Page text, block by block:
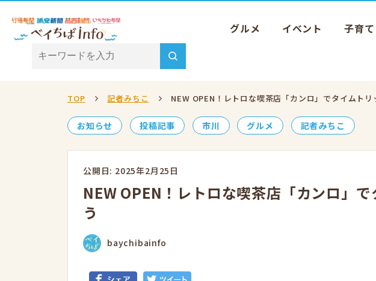
グルメ イベント 子育て
TOP 記者みちこ NEW OPEN！レトロな喫茶店「カンロ」でタイムトリ
お知らせ 投稿記事 市川 グルメ 記者みちこ
公開日: 2025年2月25日
NEW OPEN！レトロな喫茶店「カンロ」
う
baychibainfo